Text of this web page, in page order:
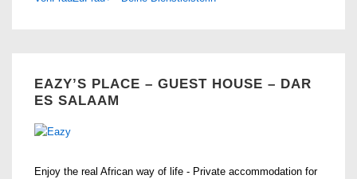
EAZY’S PLACE – GUEST HOUSE – DAR
ES SALAAM
Enjoy the real African way of life - Private accommodation for